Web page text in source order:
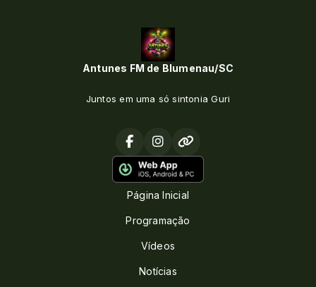
Antunes FM de Blumenau/SC
Juntos em uma só sintonia Guri
Página Inicial
Programação
Vídeos
Notícias